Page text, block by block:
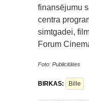
finansējumu
centra
simtgadei,
Forum
Foto: Publicitātes
BIRKAS: Bille